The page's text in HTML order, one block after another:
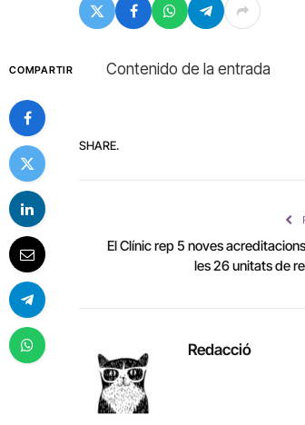
COMPARTIR Contenido de la entrada
SHARE.
El Clínic rep 5 noves
les 26 unitats de
Redacció